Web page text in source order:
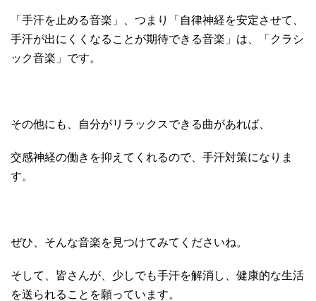
「手汗を止める音楽」、つまり「自律神経を安定させて、
手汗が出にくくなることが期待できる音楽」は、「クラシ
ック音楽」です。
その他にも、自分がリラックスできる曲があれば、
交感神経の働きを抑えてくれるので、手汗対策になりま
す。
ぜひ、そんな音楽を見つけてみてくださいね。
そして、皆さんが、少しでも手汗を解消し、健康的な生活
を送られることを願っています。